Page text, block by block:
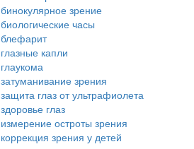
бинокулярное зрение
биологические часы
блефарит
глазные капли
глаукома
затуманивание зрения
защита глаз от ультрафиолета
здоровье глаз
измерение остроты зрения
коррекция зрения у детей